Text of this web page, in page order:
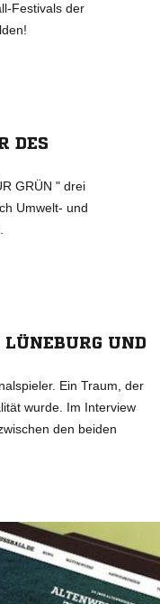
Festivals der
DES
GRÜN " drei
Umwelt- und
UND
Ein Traum, der
wurde. Im Interview
den beiden